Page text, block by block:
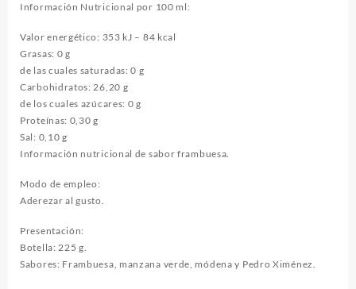
Información Nutricional por 100 ml:
Valor energético: 353 kJ – 84 kcal
Grasas: 0 g
de las cuales saturadas: 0 g
Carbohidratos: 26,20 g
de los cuales azúcares: 0 g
Proteínas: 0,30 g
Sal: 0,10 g
Información nutricional de sabor frambuesa.
Modo de empleo:
Aderezar al gusto.
Presentación:
Botella: 225 g.
Sabores: Frambuesa, manzana verde, módena y Pedro Ximénez.